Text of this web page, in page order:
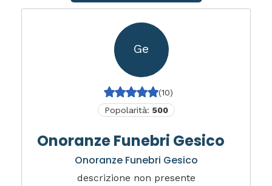
Ge
(10)
Popolarità: 500
Onoranze Funebri Gesico
Onoranze Funebri Gesico
descrizione non presente